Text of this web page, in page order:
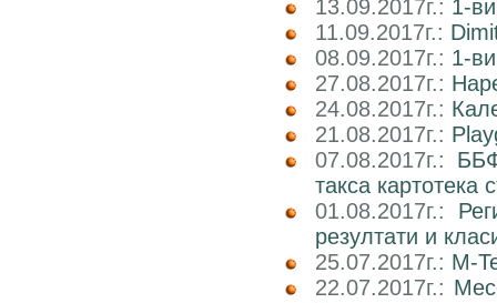
13.09.2017г.: 1-
11.09.2017г.:
08.09.2017г.: 1-
27.08.2017г.:
24.08.2017г.:
21.08.2017г.:
07.08.2017г.:
такса картотека
01.08.2017г.:
резултати и
25.07.2017г.: M-
22.07.2017г.: